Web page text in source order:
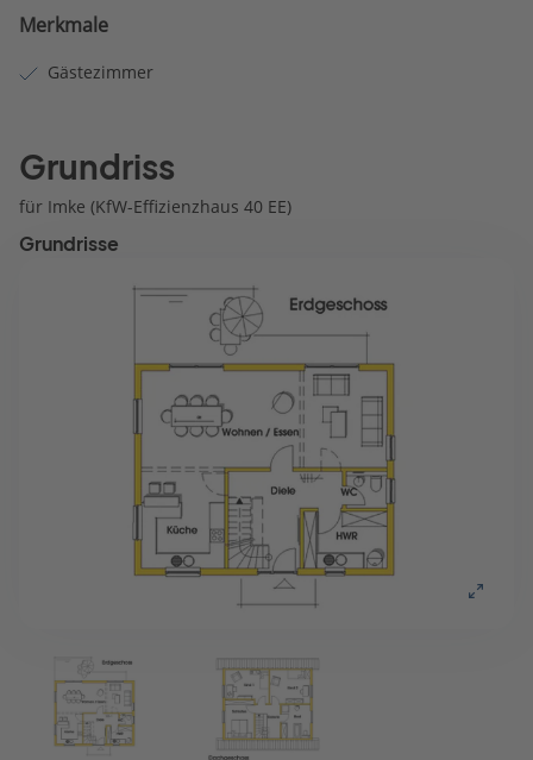
Merkmale
Gästezimmer
Grundriss
für Imke (KfW-Effizienzhaus 40 EE)
Grundrisse